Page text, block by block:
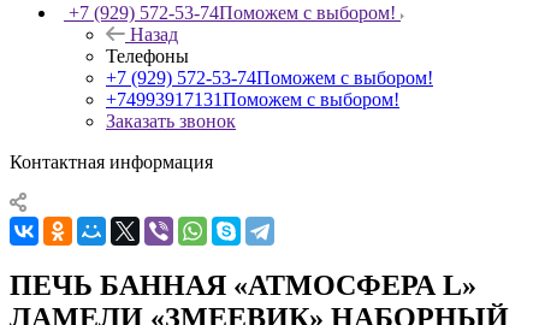
+7 (929) 572-53-74Поможем с выбором!
Назад
Телефоны
+7 (929) 572-53-74Поможем с выбором!
+74993917131Поможем с выбором!
Заказать звонок
Контактная информация
ПЕЧЬ БАННАЯ «АТМОСФЕРА L»
ЛАМЕЛИ «ЗМЕЕВИК» НАБОРНЫЙ